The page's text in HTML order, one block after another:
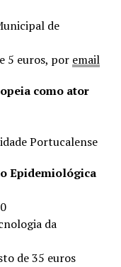
de
5 euros, por email
como ator
Portucalense
Epidemiológica
da
de 35 euros